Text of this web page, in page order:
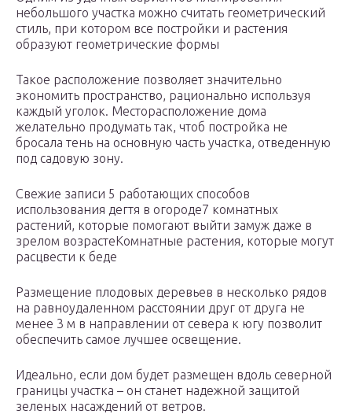
небольшого участка можно считать геометрический
стиль, при котором все постройки и растения
образуют геометрические формы
Такое расположение позволяет значительно
экономить пространство, рационально используя
каждый уголок. Месторасположение дома
желательно продумать так, чтоб постройка не
бросала тень на основную часть участка, отведенную
под садовую зону.
Свежие записи 5 работающих способов
использования дегтя в огороде7 комнатных
растений, которые помогают выйти замуж даже в
зрелом возрастеКомнатные растения, которые могут
расцвести к беде
Размещение плодовых деревьев в несколько рядов
на равноудаленном расстоянии друг от друга не
менее 3 м в направлении от севера к югу позволит
обеспечить самое лучшее освещение.
Идеально, если дом будет размещен вдоль северной
границы участка – он станет надежной защитой
зеленых насаждений от ветров.